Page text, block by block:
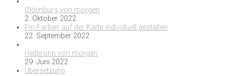
Oldenburg von morgen
2. Oktober 2022
Pin-Farben auf der Karte individuell gestalten
22. September 2022
Heilbronn von morgen
29. Juni 2022
Übersetzung